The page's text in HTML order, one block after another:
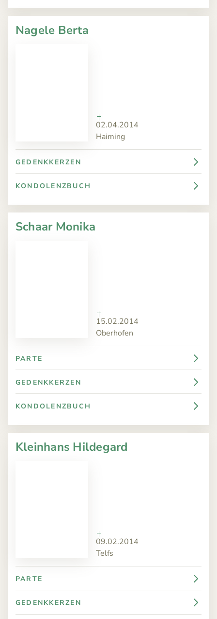
Nagele Berta
02.04.2014
Haiming
GEDENKKERZEN
KONDOLENZBUCH
Schaar Monika
15.02.2014
Oberhofen
PARTE
GEDENKKERZEN
KONDOLENZBUCH
Kleinhans Hildegard
09.02.2014
Telfs
PARTE
GEDENKKERZEN